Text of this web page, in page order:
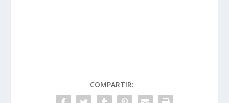
COMPARTIR: